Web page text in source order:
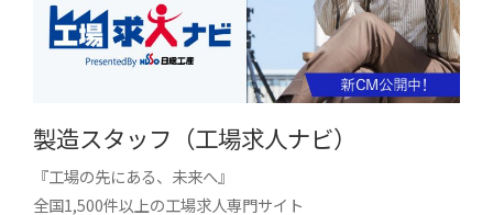
製造スタッフ（工場求人ナビ）
『工場の先にある、未来へ』
全国1,500件以上の工場求人専門サイト